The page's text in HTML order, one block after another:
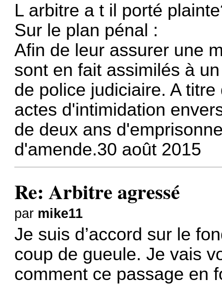
L arbitre a t il porté
Sur le plan pénal :
Afin de leur assurer une
sont en fait assimilés à
de police judiciaire. A
actes d'intimidation
de deux ans
d'amende.30 août 2015
Re: Arbitre agressé
par mike11
Je suis d’accord sur le
coup de gueule. Je vais
comment ce passage en